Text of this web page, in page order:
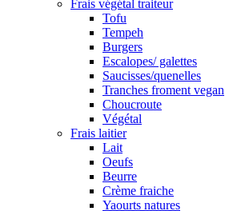
Frais végétal traiteur
Tofu
Tempeh
Burgers
Escalopes/ galettes
Saucisses/quenelles
Tranches froment vegan
Choucroute
Végétal
Frais laitier
Lait
Oeufs
Beurre
Crème fraiche
Yaourts natures